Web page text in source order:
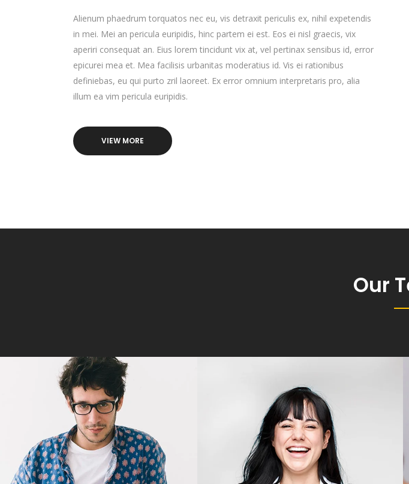
Alienum phaedrum torquatos nec eu, vis detraxit periculis ex, nihil expetendis
in mei. Mei an pericula euripidis, hinc partem ei est. Eos ei nisl graecis, vix
aperiri consequat an. Eius lorem tincidunt vix at, vel pertinax sensibus id, error
epicurei mea et. Mea facilisis urbanitas moderatius id. Vis ei rationibus
definiebas, eu qui purto zril laoreet. Ex error omnium interpretaris pro, alia
illum ea vim pericula euripidis.
VIEW MORE
Our
JAMES OWEN
CEO
Alienum phaedrum torquatos
nec eu, vis detraxit periculis ex,
nihil expetendis in mei. Mei an
DENISE MITCHELL
IT Consultant
Alienum phaedrum torquatos
nec eu, vis detraxit periculis ex,
nihil expetendis in mei. Mei an